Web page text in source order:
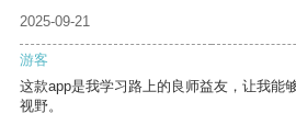
2025-09-21
游客
这款app是我学习路上的良师益友，让我能
视野。